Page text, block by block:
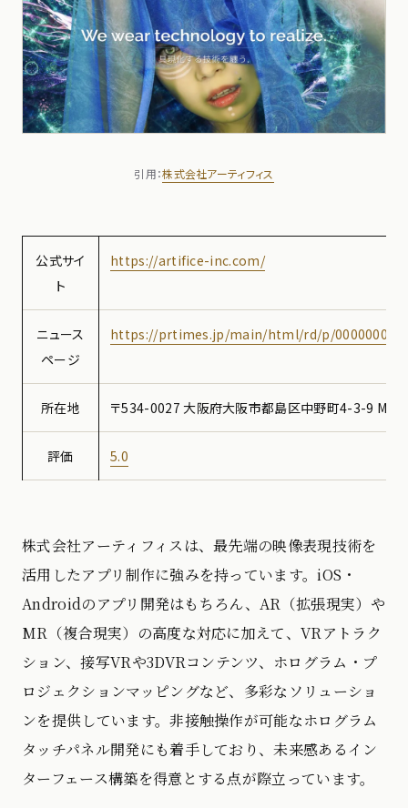
引用：株式会社アーティフィス
公式サイ
ト
https://artifice-inc.com/
ニュース
ページ
https://prtimes.jp/main/html/rd/p/
所在地 〒534-0027 大阪府大阪市都島区中野町4-3-9
評価 5.0
株式会社アーティフィスは、最先端の映像表現技術を
活用したアプリ制作に強みを持っています。iOS・
Androidのアプリ開発はもちろん、AR（拡張現実）や
MR（複合現実）の高度な対応に加えて、VRアトラク
ション、接写VRや3DVRコンテンツ、ホログラム・プ
ロジェクションマッピングなど、多彩なソリューショ
ンを提供しています。非接触操作が可能なホログラム
タッチパネル開発にも着手しており、未来感あるイン
ターフェース構築を得意とする点が際立っています。